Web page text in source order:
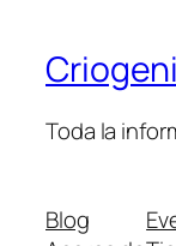
Toda la
Blog